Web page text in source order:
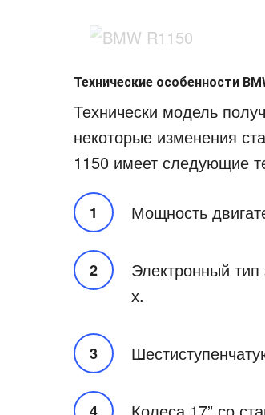
Технические особенности
Технически модель
некоторые изменения
1150 имеет следующие
Мощность
Электронный
х.